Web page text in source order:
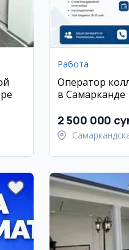
Работа
Оператор
в Самарканде
2 500 000